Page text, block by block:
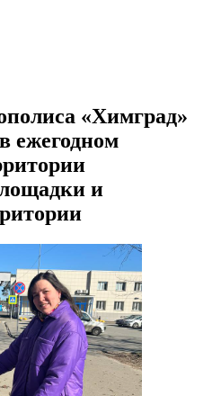
«Химград»
ежегодном
и